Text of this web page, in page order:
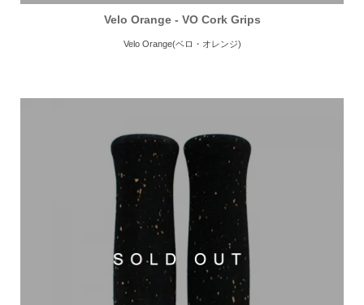
Velo Orange - VO Cork Grips
Velo Orange(ベロ・オレンジ)